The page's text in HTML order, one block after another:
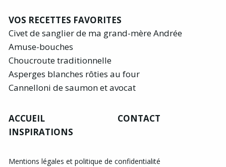
VOS RECETTES FAVORITES
Civet de sanglier de ma grand-mère Andrée
Amuse-bouches
Choucroute traditionnelle
Asperges blanches rôties au four
Cannelloni de saumon et avocat
ACCUEIL
INSPIRATIONS
CONTACT
Mentions légales et politique de confidentialité